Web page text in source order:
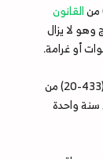
القانون
لا يزال
أو غرامة.
سنة واحدة